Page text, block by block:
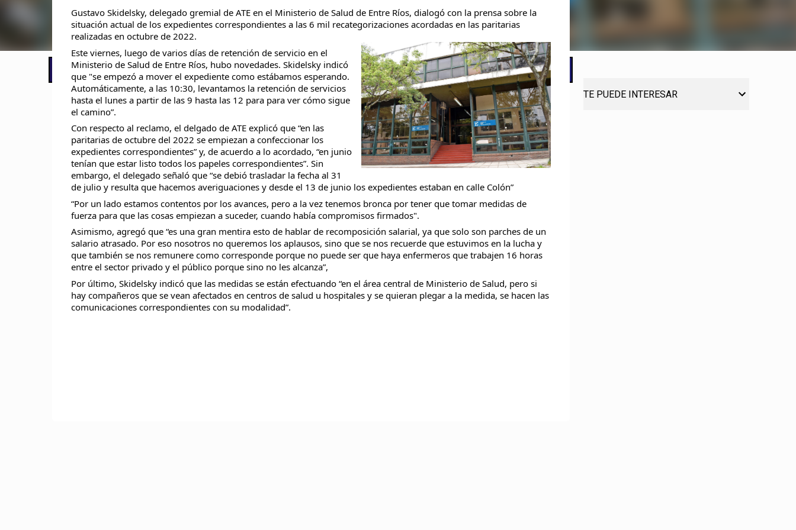
📢 LO ÚLTIMO El Gobierno postergó la reunión paritaria con estatales
Gustavo Skidelsky, delegado gremial de ATE en el Ministerio de Salud de Entre Ríos, dialogó con la prensa sobre la
situación actual de los expedientes correspondientes a las 6 mil recategorizaciones acordadas en las paritarias
realizadas en octubre de 2022.
Este viernes, luego de varios días de retención de servicio en el
Ministerio de Salud de Entre Ríos, hubo novedades. Skidelsky indicó
que "se empezó a mover el expediente como estábamos esperando.
Automáticamente, a las 10:30, levantamos la retención de servicios
hasta el lunes a partir de las 9 hasta las 12 para para ver cómo sigue
el camino”.
Con respecto al reclamo, el delgado de ATE explicó que “en las
paritarias de octubre del 2022 se empiezan a confeccionar los
expedientes correspondientes” y, de acuerdo a lo acordado, “en junio
tenían que estar listo todos los papeles correspondientes”. Sin
embargo, el delegado señaló que “se debió trasladar la fecha al 31
de julio y resulta que hacemos averiguaciones y desde el 13 de junio los expedientes estaban en calle Colón”
“Por un lado estamos contentos por los avances, pero a la vez tenemos bronca por tener que tomar medidas de
fuerza para que las cosas empiezan a suceder, cuando había compromisos firmados".
Asimismo, agregó que “es una gran mentira esto de hablar de recomposición salarial, ya que solo son parches de un
salario atrasado. Por eso nosotros no queremos los aplausos, sino que se nos recuerde que estuvimos en la lucha y
que también se nos remunere como corresponde porque no puede ser que haya enfermeros que trabajen 16 horas
entre el sector privado y el público porque sino no les alcanza”,
Por último, Skidelsky indicó que las medidas se están efectuando “en el área central de Ministerio de Salud, pero si
hay compañeros que se vean afectados en centros de salud u hospitales y se quieran plegar a la medida, se hacen las
comunicaciones correspondientes con su modalidad”.
TE PUEDE INTERESAR